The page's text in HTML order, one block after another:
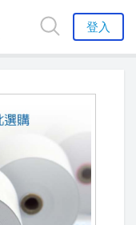
登入